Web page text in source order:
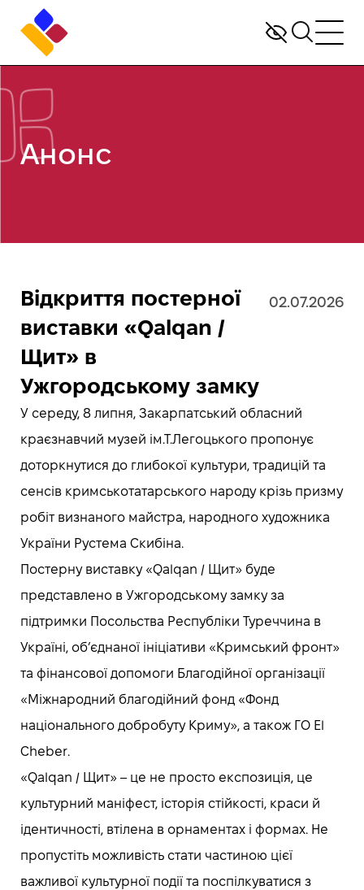
Анонс
Відкриття постерної
виставки «Qalqan /
Щит» в
Ужгородському замку
02.07.2026
У середу, 8 липня, Закарпатський обласний
краєзнавчий музей ім.Т.Легоцького пропонує
доторкнутися до глибокої культури, традицій та
сенсів кримськотатарського народу крізь призму
робіт визнаного майстра, народного художника
України Рустема Скибіна.
Постерну виставку «Qalqan / Щит» буде
представлено в Ужгородському замку за
підтримки Посольства Республіки Туреччина в
Україні, об’єднаної ініціативи «Кримський фронт»
та фінансової допомоги Благодійної організації
«Міжнародний благодійний фонд «Фонд
національного добробуту Криму», а також ГО El
Cheber.
«Qalqan / Щит» – це не просто експозиція, це
культурний маніфест, історія стійкості, краси й
ідентичності, втілена в орнаментах і формах. Не
пропустіть можливість стати частиною цієї
важливої культурної події та поспілкуватися з